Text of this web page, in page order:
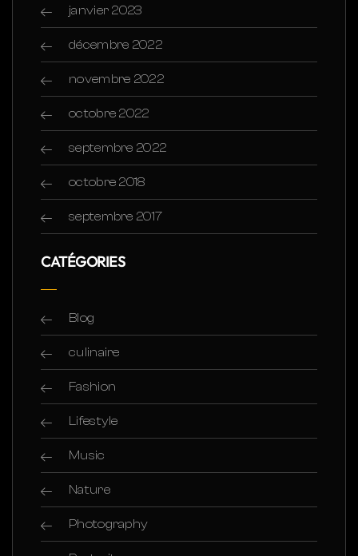
janvier 2023
décembre 2022
novembre 2022
octobre 2022
septembre 2022
octobre 2018
septembre 2017
CATÉGORIES
Blog
culinaire
Fashion
Lifestyle
Music
Nature
Photography